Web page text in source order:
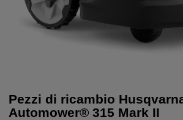
Pezzi di ricambio
Automower® 315 Mark II